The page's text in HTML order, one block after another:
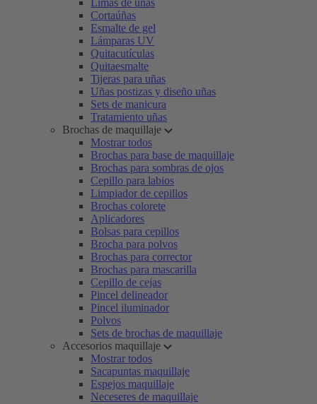
Limas de uñas
Cortaúñas
Esmalte de gel
Lámparas UV
Quitacutículas
Quitaesmalte
Tijeras para uñas
Uñas postizas y diseño uñas
Sets de manicura
Tratamiento uñas
Brochas de maquillaje
Mostrar todos
Brochas para base de maquillaje
Brochas para sombras de ojos
Cepillo para labios
Limpiador de cepillos
Brochas colorete
Aplicadores
Bolsas para cepillos
Brocha para polvos
Brochas para corrector
Brochas para mascarilla
Cepillo de cejas
Pincel delineador
Pincel iluminador
Polvos
Sets de brochas de maquillaje
Accesorios maquillaje
Mostrar todos
Sacapuntas maquillaje
Espejos maquillaje
Neceseres de maquillaje